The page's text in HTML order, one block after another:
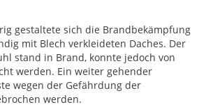
gestaltete sich die Brandbekämpfung
mit Blech verkleideten Daches. Der
stand in Brand, konnte jedoch von
werden. Ein weiter gehender
wegen der Gefährdung der
werden.